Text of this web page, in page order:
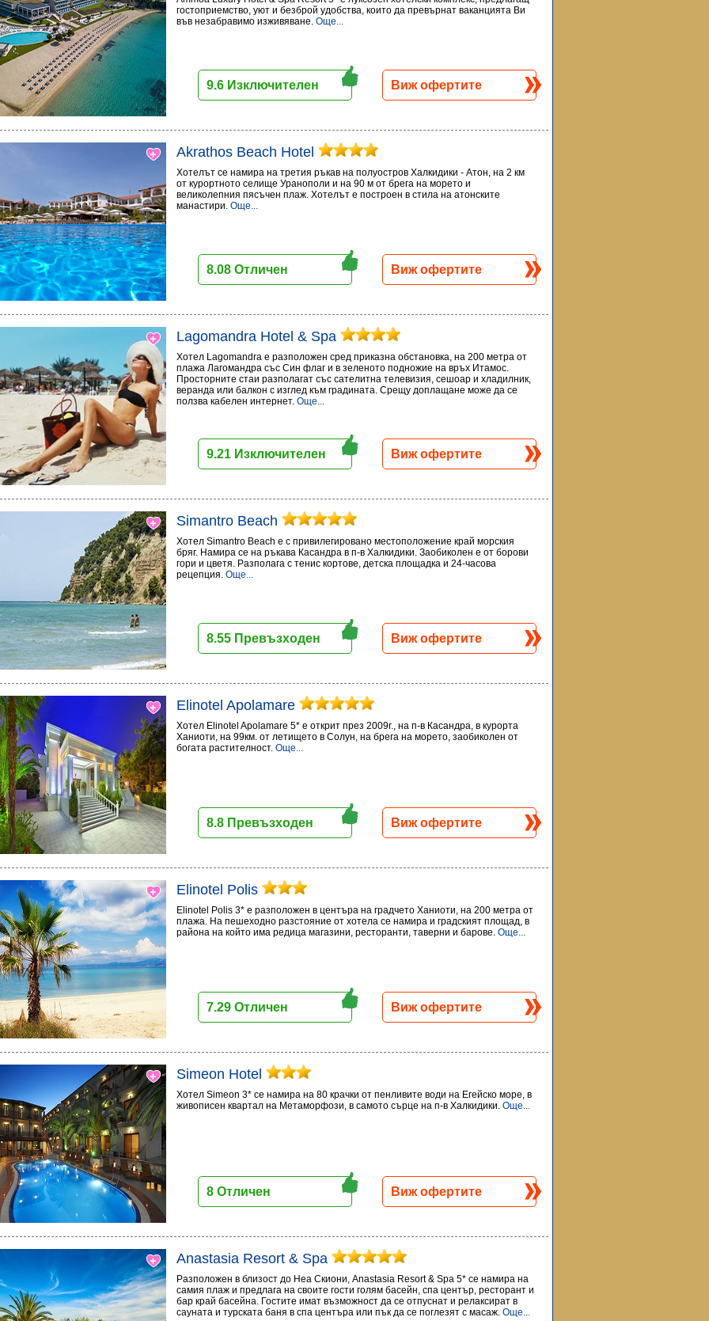
гостоприемство, уют и безброй удобства, които да превърнат ваканцията Ви
във незабравимо изживяване. Още...
9.6 Изключителен Виж офертите
Akrathos Beach Hotel
Хотелът се намира на третия ръкав на полуостров Халкидики - Атон, на 2 км
от курортното селище Уранополи и на 90 м от брега на морето и
великолепния пясъчен плаж. Хотелът е построен в стила на атонските
манастири. Още...
8.08 Отличен Виж офертите
Lagomandra Hotel & Spa
Хотел Lagomandra е разположен сред приказна обстановка, на 200 метра от
плажа Лагомандра със Син флаг и в зеленото подножие на връх Итамос.
Просторните стаи разполагат със сателитна телевизия, сешоар и хладилник,
веранда или балкон с изглед към градината. Срещу доплащане може да се
ползва кабелен интернет. Още...
9.21 Изключителен Виж офертите
Simantro Beach
Хотел Simantro Beach е с привилегировано местоположение край морския
бряг. Намира се на ръкава Касандра в п-в Халкидики. Заобиколен е от борови
гори и цветя. Разполага с тенис кортове, детска площадка и 24-часова
рецепция. Още...
8.55 Превъзходен Виж офертите
Elinotel Apolamare
Хотел Elinotel Apolamare 5* е открит през 2009г., на п-в Касандра, в курорта
Ханиоти, на 99км. от летището в Солун, на брега на морето, заобиколен от
богата растителност. Още...
8.8 Превъзходен Виж офертите
Elinotel Polis
Elinotel Polis 3* е разположен в центъра на градчето Ханиоти, на 200 метра от
плажа. На пешеходно разстояние от хотела се намира и градският площад, в
района на който има редица магазини, ресторанти, таверни и барове. Още...
7.29 Отличен Виж офертите
Simeon Hotel
Хотел Simeon 3* се намира на 80 крачки от пенливите води на Егейско море, в
живописен квартал на Метаморфози, в самото сърце на п-в Халкидики. Още...
8 Отличен Виж офертите
Anastasia Resort & Spa
Разположен в близост до Неа Скиони, Anastasia Resort & Spa 5* се намира на
самия плаж и предлага на своите гости голям басейн, спа център, ресторант и
бар край басейна. Гостите имат възможност да се отпуснат и релаксират в
сауната и турската баня в спа центъра или пък да се поглезят с масаж. Още...